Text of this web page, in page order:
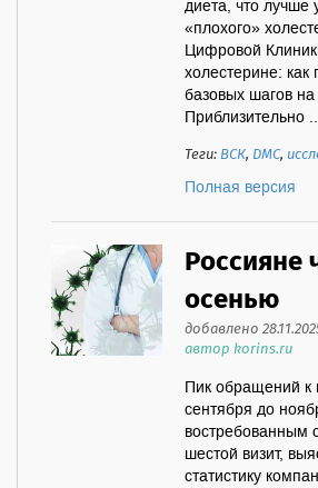
диета, что лучше
«плохого»
Цифровой
холестерине:
базовых шагов
Приблизительно
Теги:ВСК, ДМС,
Полная версия
Россияне
осенью
добавлено
автор korins.ru
Пик обращений
сентября до
востребованным
шестой визит,
статистику